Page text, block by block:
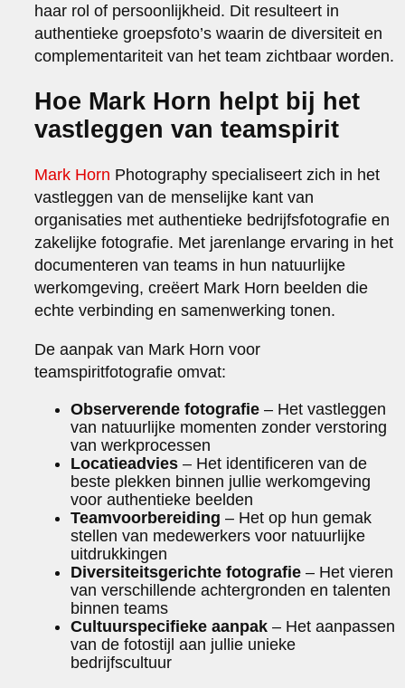
haar rol of persoonlijkheid. Dit resulteert in
authentieke groepsfoto’s waarin de diversiteit en
complementariteit van het team zichtbaar worden.
Hoe Mark Horn helpt bij het
vastleggen van teamspirit
Mark Horn Photography specialiseert zich in het
vastleggen van de menselijke kant van
organisaties met authentieke bedrijfsfotografie en
zakelijke fotografie. Met jarenlange ervaring in het
documenteren van teams in hun natuurlijke
werkomgeving, creëert Mark Horn beelden die
echte verbinding en samenwerking tonen.
De aanpak van Mark Horn voor
teamspiritfotografie omvat:
Observerende fotografie – Het vastleggen
van natuurlijke momenten zonder verstoring
van werkprocessen
Locatieadvies – Het identificeren van de
beste plekken binnen jullie werkomgeving
voor authentieke beelden
Teamvoorbereiding – Het op hun gemak
stellen van medewerkers voor natuurlijke
uitdrukkingen
Diversiteitsgerichte fotografie – Het vieren
van verschillende achtergronden en talenten
binnen teams
Cultuurspecifieke aanpak – Het aanpassen
van de fotostijl aan jullie unieke
bedrijfscultuur